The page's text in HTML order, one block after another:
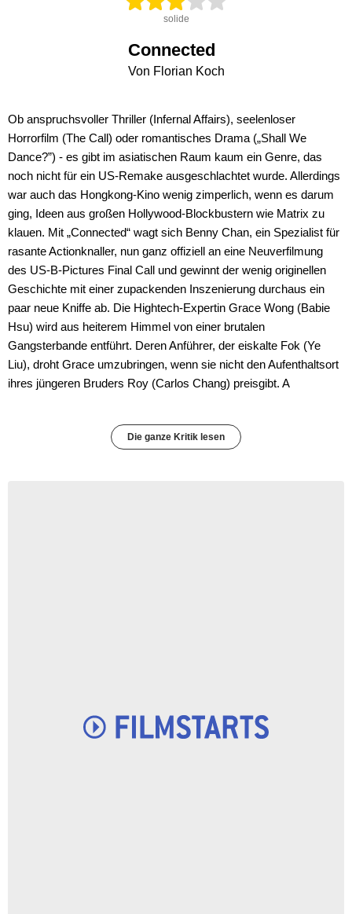
solide
Connected
Von Florian Koch
Ob anspruchsvoller Thriller (Infernal Affairs), seelenloser
Horrorfilm (The Call) oder romantisches Drama („Shall We
Dance?”) - es gibt im asiatischen Raum kaum ein Genre, das
noch nicht für ein US-Remake ausgeschlachtet wurde. Allerdings
war auch das Hongkong-Kino wenig zimperlich, wenn es darum
ging, Ideen aus großen Hollywood-Blockbustern wie Matrix zu
klauen. Mit „Connected“ wagt sich Benny Chan, ein Spezialist für
rasante Actionknaller, nun ganz offiziell an eine Neuverfilmung
des US-B-Pictures Final Call und gewinnt der wenig originellen
Geschichte mit einer zupackenden Inszenierung durchaus ein
paar neue Kniffe ab. Die Hightech-Expertin Grace Wong (Babie
Hsu) wird aus heiterem Himmel von einer brutalen
Gangsterbande entführt. Deren Anführer, der eiskalte Fok (Ye
Liu), droht Grace umzubringen, wenn sie nicht den Aufenthaltsort
ihres jüngeren Bruders Roy (Carlos Chang) preisgibt. A
Die ganze Kritik lesen